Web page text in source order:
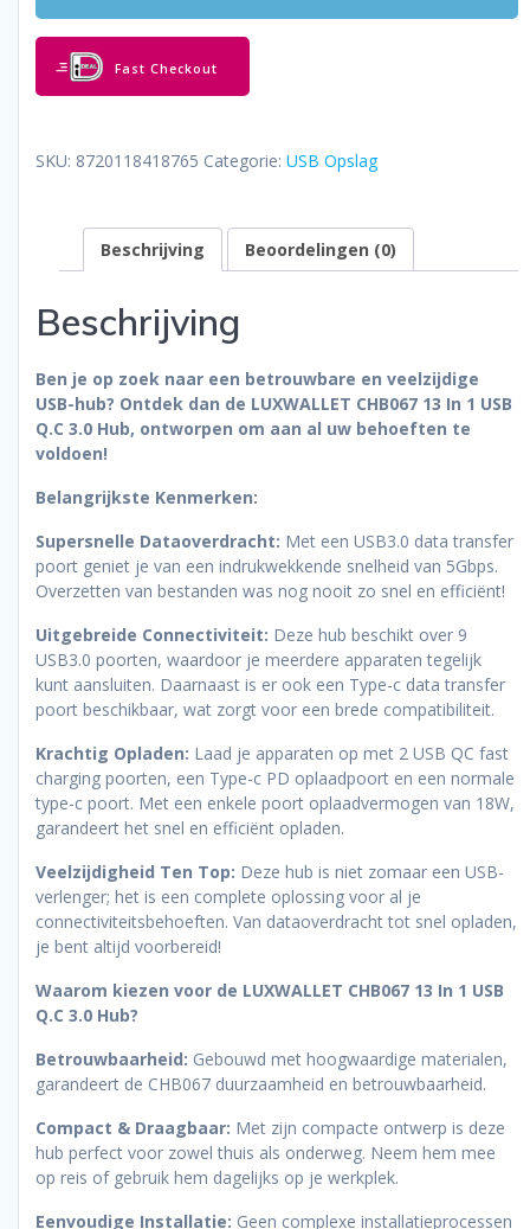
USB
3.0
Hub
Zilver
Fast Checkout
SKU: 8720118418765 Categorie: USB Opslag
Beschrijving Beoordelingen (0)
Beschrijving
Ben je op zoek naar een betrouwbare en veelzijdige
USB-hub? Ontdek dan de LUXWALLET CHB067 13 In 1 USB
Q.C 3.0 Hub, ontworpen om aan al uw behoeften te
voldoen!
Belangrijkste Kenmerken:
Supersnelle Dataoverdracht: Met een USB3.0 data transfer
poort geniet je van een indrukwekkende snelheid van 5Gbps.
Overzetten van bestanden was nog nooit zo snel en efficiënt!
Uitgebreide Connectiviteit: Deze hub beschikt over 9
USB3.0 poorten, waardoor je meerdere apparaten tegelijk
kunt aansluiten. Daarnaast is er ook een Type-c data transfer
poort beschikbaar, wat zorgt voor een brede compatibiliteit.
Krachtig Opladen: Laad je apparaten op met 2 USB QC fast
charging poorten, een Type-c PD oplaadpoort en een normale
type-c poort. Met een enkele poort oplaadvermogen van 18W,
garandeert het snel en efficiënt opladen.
Veelzijdigheid Ten Top: Deze hub is niet zomaar een USB-
verlenger; het is een complete oplossing voor al je
connectiviteitsbehoeften. Van dataoverdracht tot snel opladen,
je bent altijd voorbereid!
Waarom kiezen voor de LUXWALLET CHB067 13 In 1 USB
Q.C 3.0 Hub?
Betrouwbaarheid: Gebouwd met hoogwaardige materialen,
garandeert de CHB067 duurzaamheid en betrouwbaarheid.
Compact & Draagbaar: Met zijn compacte ontwerp is deze
hub perfect voor zowel thuis als onderweg. Neem hem mee
op reis of gebruik hem dagelijks op je werkplek.
Eenvoudige Installatie: Geen complexe installatieprocessen